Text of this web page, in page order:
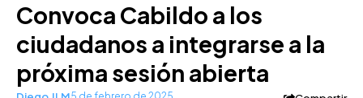
Convoca Cabildo a los
ciudadanos a integrarse a la
próxima sesión abierta